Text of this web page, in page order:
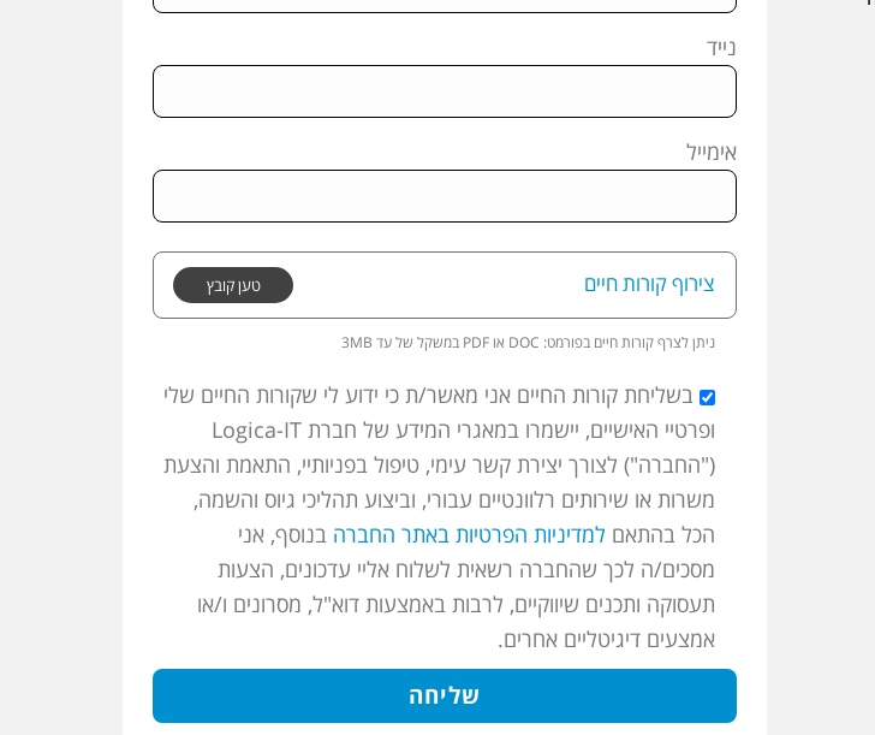
נייד
אימייל
צירוף קורות חיים טען קובץ
ניתן לצרף קורות חיים בפורמט: 3MB במשקל של עד PDF או DOC
בשליחת קורות החיים אני מאשר/ת כי ידוע לי שקורות החיים שלי
ופרטיי האישיים, יישמרו במאגרי המידע של חברת Logica-IT
("החברה") לצורך יצירת קשר עימי, טיפול בפניותיי, התאמת והצעת
משרות או שירותים רלוונטיים עבורי, וביצוע תהליכי גיוס והשמה,
הכל בהתאם למדיניות הפרטיות באתר החברה בנוסף, אני
מסכים/ה לכך שהחברה רשאית לשלוח אליי עדכונים, הצעות
תעסוקה ותכנים שיווקיים, לרבות באמצעות דוא"ל, מסרונים ו/או
אמצעים דיגיטליים אחרים.